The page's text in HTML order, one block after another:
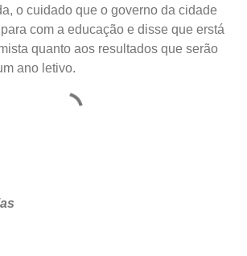
o cuidado que o governo da cidade
com a educação e disse que erstá
quanto aos resultados que serão
ano letivo.